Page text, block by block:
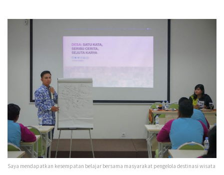
Saya mendapatkan kesempatan belajar bersama masyarakat pengelola destinasi wisata